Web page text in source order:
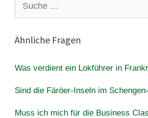
nach:
Ähnliche Fragen
Was verdient ein Lokführer in
Sind die Färöer-Inseln im
Muss ich mich für die Business